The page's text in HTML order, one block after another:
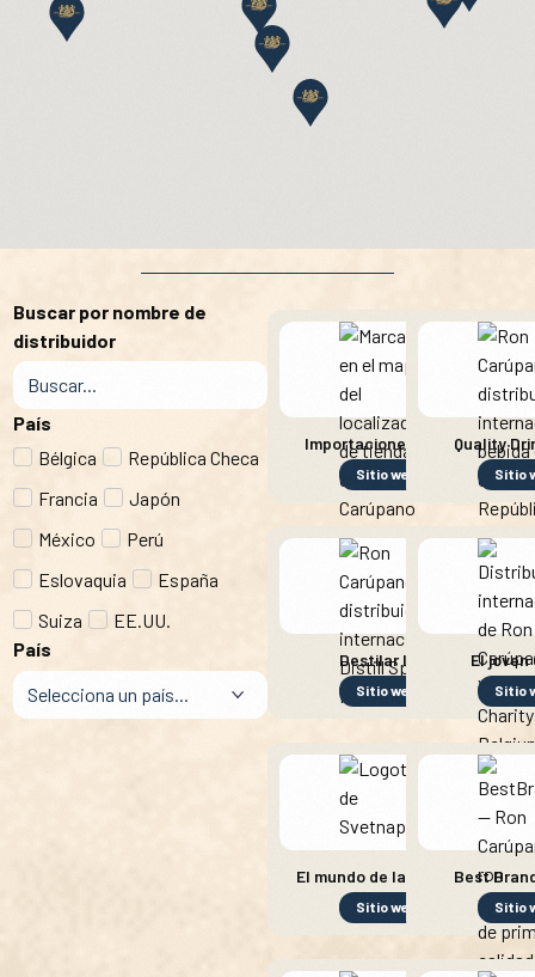
Importaciones Chopin
Sitio web
Quality
Sitio
Destilar licor
Sitio web
El joven
Sitio
El mundo de las bebidas
Sitio web
Best
Sitio
Buscar por nombre de
distribuidor
País
Bélgica
República Checa
Francia
Japón
México
Perú
Eslovaquia
España
Suiza
EE.UU.
País